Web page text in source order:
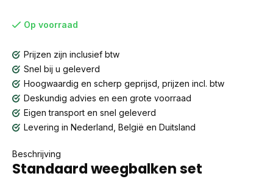
Op voorraad
Prijzen zijn inclusief btw
Snel bij u geleverd
Hoogwaardig en scherp geprijsd, prijzen incl. btw
Deskundig advies en een grote voorraad
Eigen transport en snel geleverd
Levering in Nederland, België en Duitsland
Beschrijving
Standaard weegbalken set